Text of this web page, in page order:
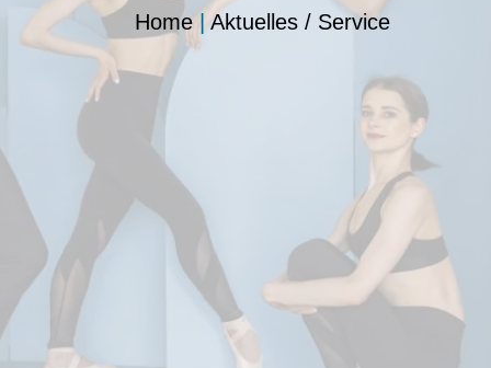
Home| Aktuelles / Service